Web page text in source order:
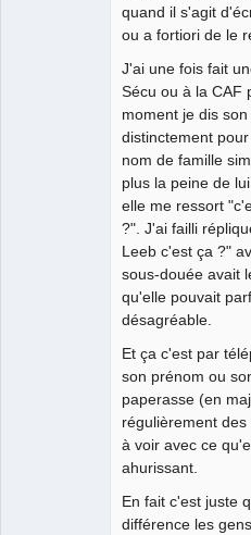
quand il s'agit
ou a fortiori de le
J'ai une fois fait
Sécu ou à la CAF
moment je dis
distinctement
nom de famille
plus la peine de
elle me ressort
?". J'ai failli
Leeb c'est ça ?"
sous-douée avait
qu'elle pouvait
désagréable.
Et ça c'est par
son prénom ou
paperasse (en
régulièrement
à voir avec ce
ahurissant.
En fait c'est juste
différence les